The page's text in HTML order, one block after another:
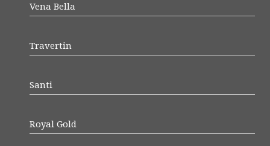
Vena Bella
Travertin
Santi
Royal Gold